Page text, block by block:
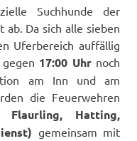
Suchhunde der
ab. Da sich alle sieben
Uferbereich auffällig
17:00 Uhrnoch
am Inn und am
die Feuerwehren
Flaurling, Hatting,
gemeinsam mit